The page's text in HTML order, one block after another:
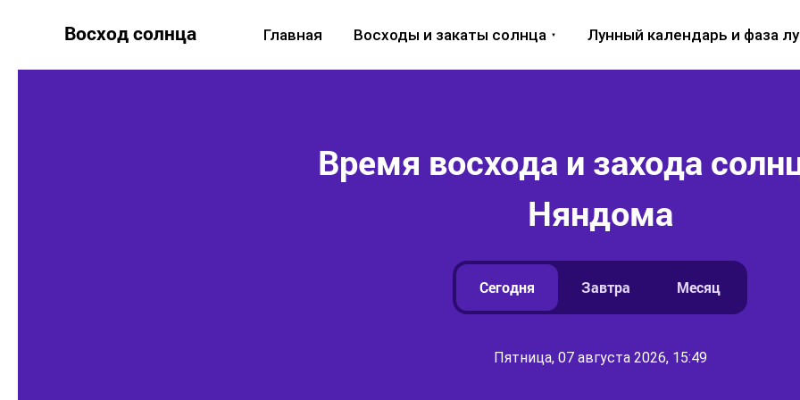
Восход солнца Главная Восходы и закаты солнца Лунный календарь и фаза
Время восхода и захода
Няндома
Сегодня Завтра Месяц
Пятница, 07 августа 2026, 15:49